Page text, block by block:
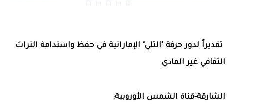
تقديراً لدور حرفة "التلي" الإماراتية في حفظ واستدامة التراث
الثقافي غير المادي
الشارقة-قناة الشمس الأوروبية: